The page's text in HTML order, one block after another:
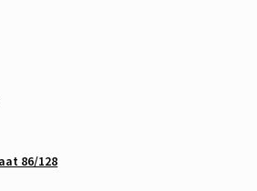
86/128